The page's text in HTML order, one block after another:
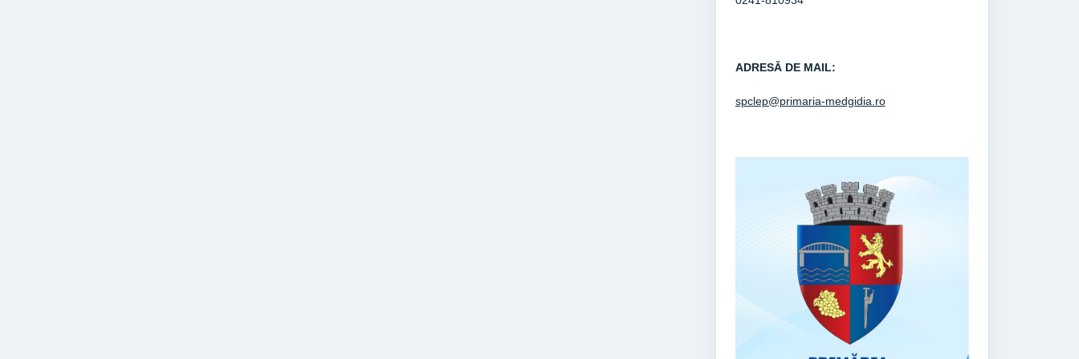
ADRESĂ DE MAIL:
spclep@primaria-medgidia.ro